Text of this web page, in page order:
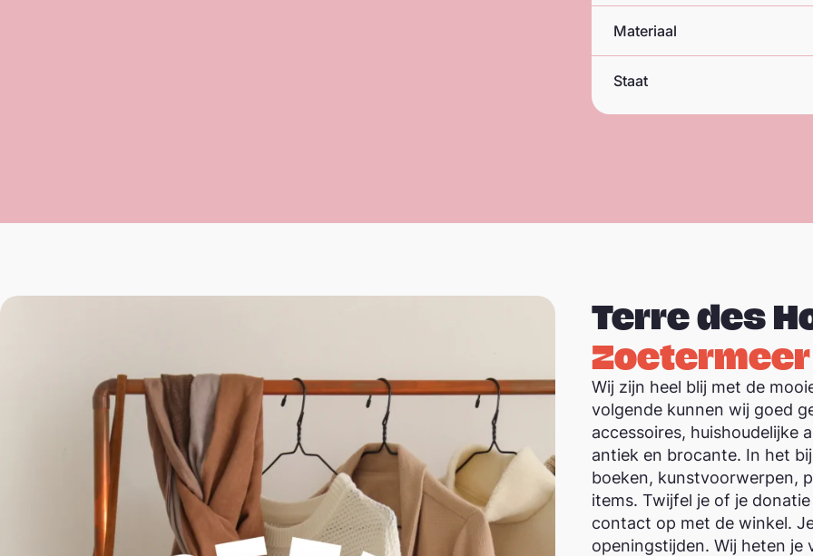
Materiaal
Staat
Terre des
Zoetermeer
Wij zijn heel blij met de
volgende kunnen wij goed
accessoires, huishoudelijke
antiek en brocante. In het
boeken, kunstvoorwerpen,
items. Twijfel je of je
contact op met de winkel.
openingstijden. Wij heten je